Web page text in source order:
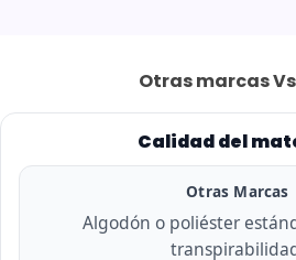
Otras marcas Vs
Calidad del
Otras Marcas
Algodón o poliéster